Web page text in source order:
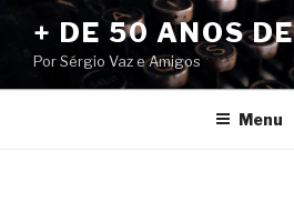
conteúdo
+ DE 50 ANOS
Por Sérgio Vaz e Amigos
Menu